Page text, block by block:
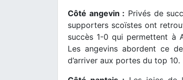
Côté angevin : Privés de
supporters scoïstes ont
succès 1-0 qui permettent à
Les angevins abordent ce
d’arriver aux portes du top 10.